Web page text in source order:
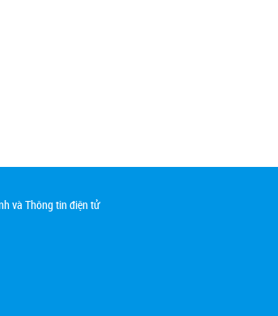
và Thông tin điện tử